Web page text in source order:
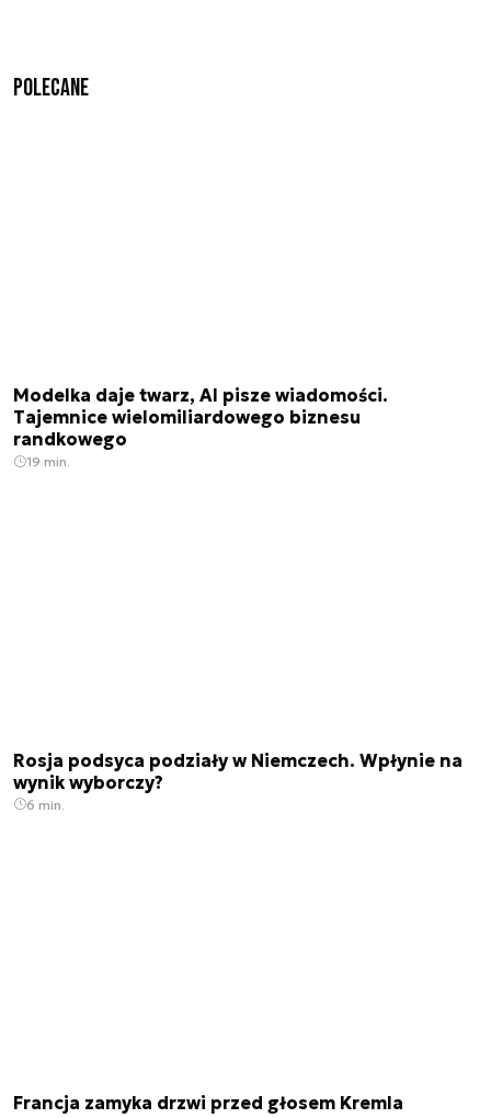
Polecane
Modelka daje twarz, AI pisze wiadomości.
Tajemnice wielomiliardowego biznesu
randkowego
19 min.
Rosja podsyca podziały w Niemczech. Wpłynie na
wynik wyborczy?
6 min.
Francja zamyka drzwi przed głosem Kremla